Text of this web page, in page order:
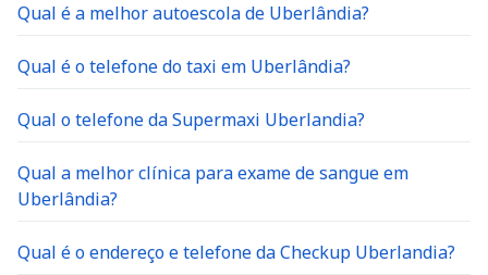
Qual é a melhor autoescola de Uberlândia?
Qual é o telefone do taxi em Uberlândia?
Qual o telefone da Supermaxi Uberlandia?
Qual a melhor clínica para exame de sangue em
Uberlândia?
Qual é o endereço e telefone da Checkup Uberlandia?